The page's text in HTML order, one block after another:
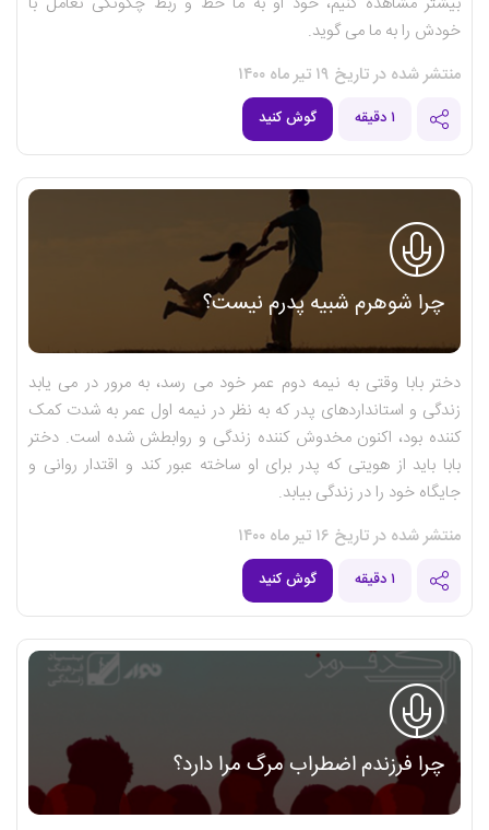
خودش را به ما می گوید.
منتشر شده در تاریخ ۱۹ تیر ماه ۱۴۰۰
۱ دقیقه گوش کنید
چرا شوهرم شبیه پدرم نیست؟
دختر بابا وقتی به نیمه دوم عمر خود می رسد، به مرور در می یابد
زندگی و استانداردهای پدر که به نظر در نیمه اول عمر به شدت کمک
کننده بود، اکنون مخدوش کننده زندگی و روابطش شده است. دختر
بابا باید از هویتی که پدر برای او ساخته عبور کند و اقتدار روانی و
جایگاه خود را در زندگی بیابد.
منتشر شده در تاریخ ۱۶ تیر ماه ۱۴۰۰
۱ دقیقه گوش کنید
چرا فرزندم اضطراب مرگ مرا دارد؟